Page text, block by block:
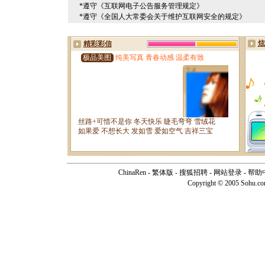
*遵守《互联网电子公告服务管理规定》
*遵守《全国人大常委会关于维护互联网安全的规定》
ChinaRen - 繁体版 - 搜狐招聘 - 网站登录 - 帮助
Copyright © 2005